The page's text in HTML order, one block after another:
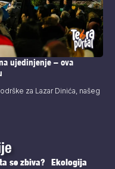
ujedinjenje – ova
za Lazar Dinića, našeg
se zbiva?
Ekologija